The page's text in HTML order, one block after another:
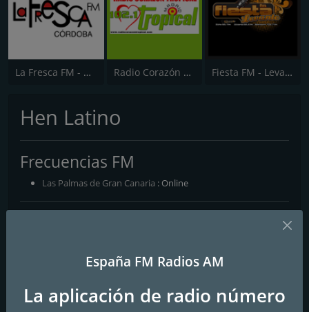
La Fresca FM - Córdoba Radio Corazón Tropical FM Fiesta FM - Levante
Hen Latino
Frecuencias FM
Las Palmas de Gran Canaria : Online
España FM Radios AM
La aplicación de radio número